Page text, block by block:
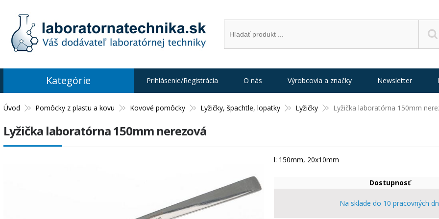
Úvod Pomôcky z plastu a kovu Kovové pomôcky Lyžičky, špachtle, lopatky Lyžičky Lyžička laboratórna 150mm
Lyžička laboratórna 150mm nerezová
l: 150mm, 20x10mm
Dostupnosť
Na sklade do 10 pracovných
Kategórie Prihlásenie/Registrácia O nás Výrobcovia a značky Newsletter